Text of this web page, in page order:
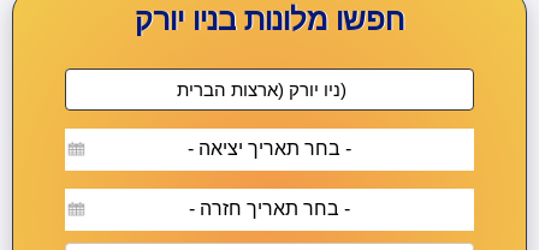
חפשו מלונות בניו יורק
- בחר תאריך יציאה -
- בחר תאריך חזרה -